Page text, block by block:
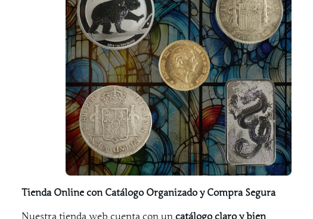
Tienda Online con Catálogo Organizado y Compra Segura
Nuestra tienda web cuenta con uncatálogo claro y bien